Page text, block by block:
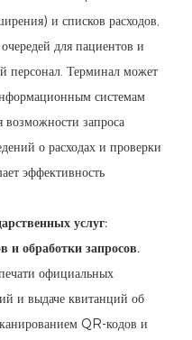
и списков расходов,
для пациентов и
персонал. Терминал может
системам
возможности запроса
о расходах и проверки
эффективность
услуг:
и обработки запросов.
официальных
и выдаче квитанций об
QR-кодов и